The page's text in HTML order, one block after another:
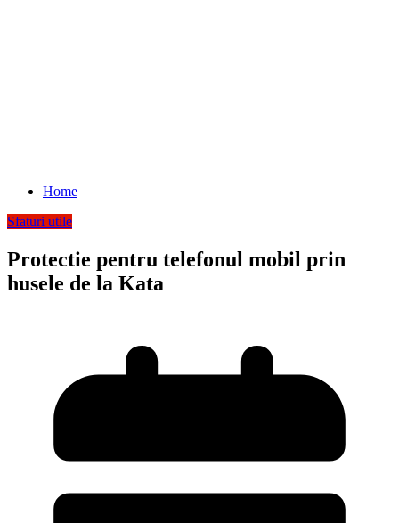
Home
Sfaturi utile
Protectie pentru telefonul mobil prin
husele de la Kata